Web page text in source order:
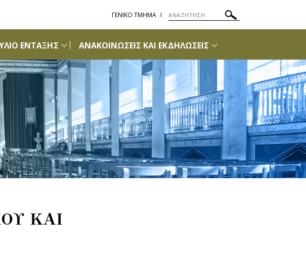
ΓΕΝΙΚΟ ΤΜΗΜΑ
ΕΝΤΑΞΗΣ ΑΝΑΚΟΙΝΩΣΕΙΣ ΚΑΙ ΕΚΔΗΛΩΣΕΙΣ
ΚΑΙ